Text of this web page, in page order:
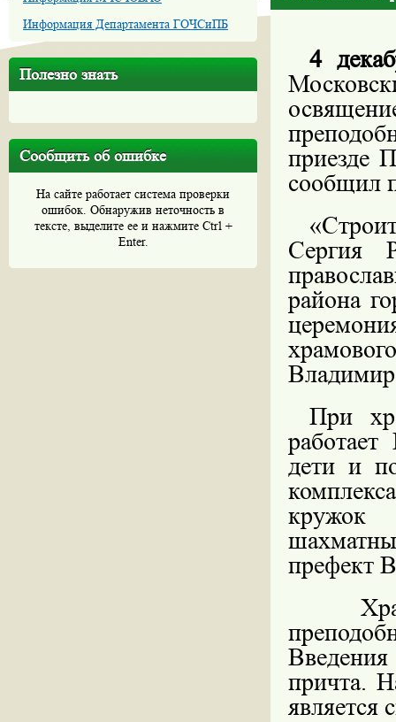
Информация Департамента ГОЧСиПБ
Полезно знать
Сообщить об ошибке
На сайте работает система проверки
ошибок. Обнаружив неточность в
тексте, выделите ее и нажмите Ctrl +
Enter.
4
приезде
сообщил
Сергия
района
При
дети и
кружок
префект
причта.
является